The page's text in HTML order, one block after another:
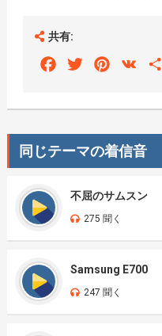
共有:
FacebookTwitterPinterest
VK
同じテーマの着信音
不屈のサムスン
275 聞く
Samsung E700
247 聞く